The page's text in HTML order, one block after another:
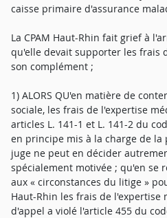
caisse primaire d'assurance
La CPAM Haut-Rhin fait grief à
qu'elle devait supporter les frais
son complément ;
1) ALORS QU'en matière de
sociale, les frais de l'expertise
articles L. 141-1 et L. 141-2 du
en principe mis à la charge de
juge ne peut en décider
spécialement motivée ; qu'en se
aux « circonstances du litige »
Haut-Rhin les frais de l'expertise
d'appel a violé l'article 455 du